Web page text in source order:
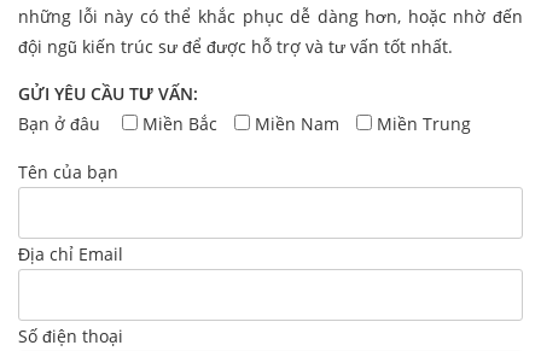
những lỗi này có thể khắc phục dễ dàng hơn, hoặc nhờ đến
đội ngũ kiến trúc sư để được hỗ trợ và tư vấn tốt nhất.
GỬI YÊU CẦU TƯ VẤN:
Bạn ở đâu
Miền Bắc Miền Nam Miền Trung
Tên của bạn
Địa chỉ Email
Số điện thoại